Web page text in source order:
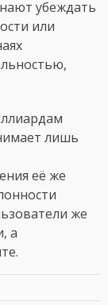
убеждать
или
лишь
её же
же
а